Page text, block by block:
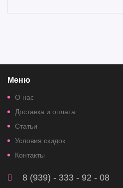
Меню
О нас
Доставка и оплата
Статьи
Условия скидок
Контакты
8 (939) - 333 - 92 - 08